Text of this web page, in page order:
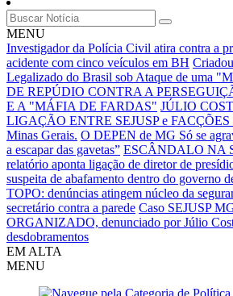
MENU
Investigador da Polícia Civil atira contra a
acidente com cinco veículos em BH
Legalizado do Brasil sob Ataque de uma
DE REPÚDIO CONTRA A
E A "MÁFIA DE FARDAS" JÚLIO
LIGAÇÃO ENTRE SEJUSP e FACÇÕES
Minas Gerais. O DEPEN de MG Só se
a escapar das gavetas” ESCÂNDALO NA
relatório aponta ligação de diretor de
suspeita de abafamento dentro do governo
TOPO: denúncias atingem núcleo da
secretário contra a parede Caso SEJUSP
ORGANIZADO, denunciado por Júlio
desdobramentos
EM ALTA
MENU